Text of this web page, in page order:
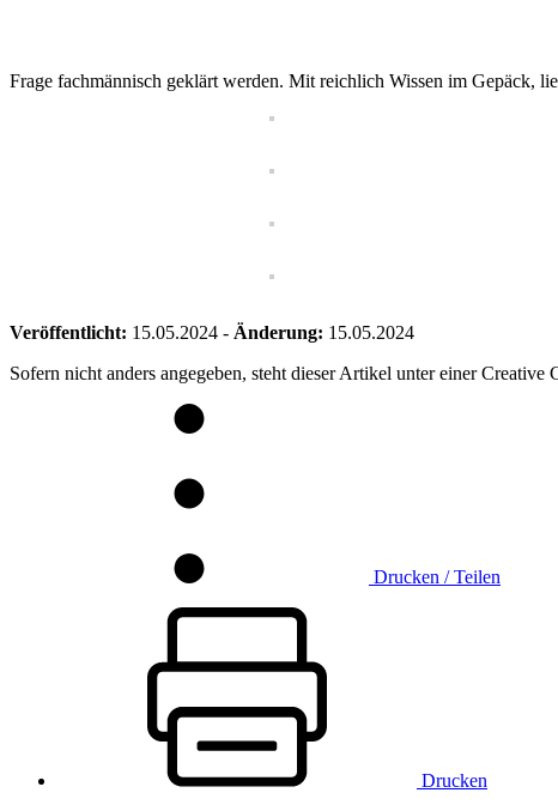
Frage fachmännisch geklärt werden. Mit reichlich Wissen im Gepäck,
Veröffentlicht: 15.05.2024 - Änderung: 15.05.2024
Sofern nicht anders angegeben, steht dieser Artikel unter einer Creative
Drucken / Teilen
Drucken